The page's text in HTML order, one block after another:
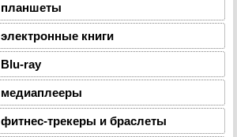
планшеты
электронные книги
Blu-ray
медиаплееры
фитнес-трекеры и браслеты